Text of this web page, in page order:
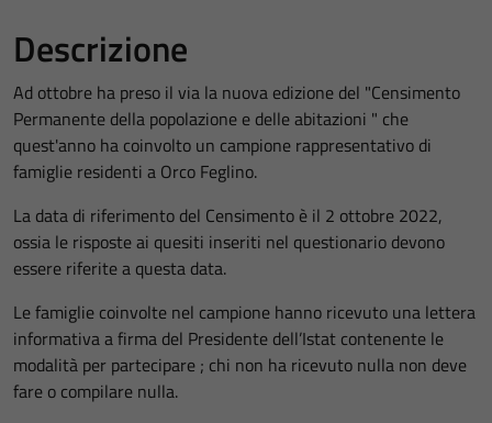
Descrizione
Ad ottobre ha preso il via la nuova edizione del "Censimento
Permanente della popolazione e delle abitazioni " che
quest'anno ha coinvolto un campione rappresentativo di
famiglie residenti a Orco Feglino.
La data di riferimento del Censimento è il 2 ottobre 2022,
ossia le risposte ai quesiti inseriti nel questionario devono
essere riferite a questa data.
Le famiglie coinvolte nel campione hanno ricevuto una lettera
informativa a firma del Presidente dell’Istat contenente le
modalità per partecipare ; chi non ha ricevuto nulla non deve
fare o compilare nulla.